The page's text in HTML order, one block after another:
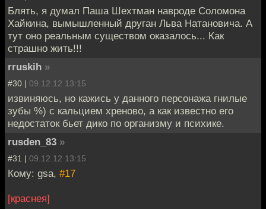
Блять, я думал Паша Шехтман навроде Соломона
Хайкина, вымышленный друган Льва Натановича. А
тут оно реальным существом оказалось... Как
страшно жить!!!
rruskih »
#30 | 09.12.12 13:15
извиняюсь, но кажись у данного персонажа гнилые
зубы %) с кальцием хреново, а как известно его
недостаток бьет дико по организму и психике.
rusden_83 »
#31 | 09.12.12 13:15
Кому: gsa, #17
[краснея]